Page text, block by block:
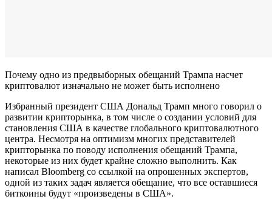
Почему одно из предвыборных обещаний Трампа насчет
криптовалют изначально не может быть исполнено
Избранный президент США Дональд Трамп много говорил о
развитии крипторынка, в том числе о создании условий для
становления США в качестве глобального криптовалютного
центра. Несмотря на оптимизм многих представителей
крипторынка по поводу исполнения обещаний Трампа,
некоторые из них будет крайне сложно выполнить. Как
написал Bloomberg со ссылкой на опрошенных экспертов,
одной из таких задач является обещание, что все оставшиеся
биткоины будут «произведены в США».